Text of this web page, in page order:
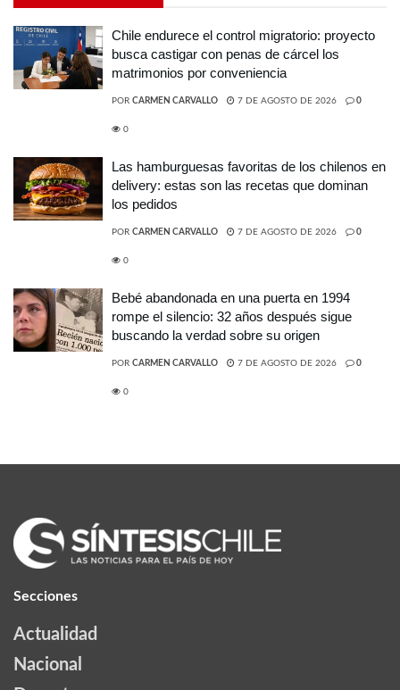
Chile endurece el control migratorio: proyecto
busca castigar con penas de cárcel los
matrimonios por conveniencia
POR CARMEN CARVALLO 7 DE AGOSTO DE 2026 0
0
Las hamburguesas favoritas de los chilenos en
delivery: estas son las recetas que dominan
los pedidos
POR CARMEN CARVALLO 7 DE AGOSTO DE 2026 0
0
Bebé abandonada en una puerta en 1994
rompe el silencio: 32 años después sigue
buscando la verdad sobre su origen
POR CARMEN CARVALLO 7 DE AGOSTO DE 2026 0
0
Secciones
Actualidad
Nacional